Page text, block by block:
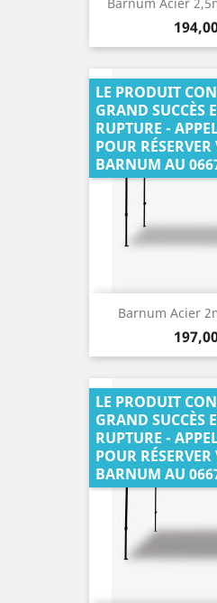
Prix
Barnum Acier
Prix
LE PRODUIT
GRAND SUCCÈS
RUPTURE -
POUR RÉSERVER
BARNUM AU
LE PRODUIT
GRAND SUCCÈS
RUPTURE -
POUR RÉSERVER
BARNUM AU